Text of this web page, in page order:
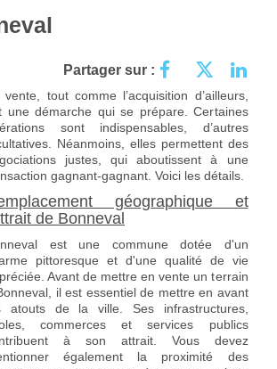
Partager sur :
vente, tout comme l’acquisition d’ailleurs,
une démarche qui se prépare. Certaines
sont indispensables, d’autres
Néanmoins, elles permettent des
justes, qui aboutissent à une
gagnant-gagnant. Voici les détails.
géographique et
de Bonneval
est une commune dotée d'un
pittoresque et d'une qualité de vie
Avant de mettre en vente un terrain
il est essentiel de mettre en avant
atouts de la ville. Ses infrastructures,
commerces et services publics
à son attrait. Vous devez
également la proximité des